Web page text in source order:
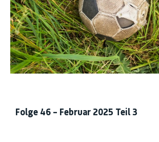
Folge 46 – Februar 2025 Teil 3